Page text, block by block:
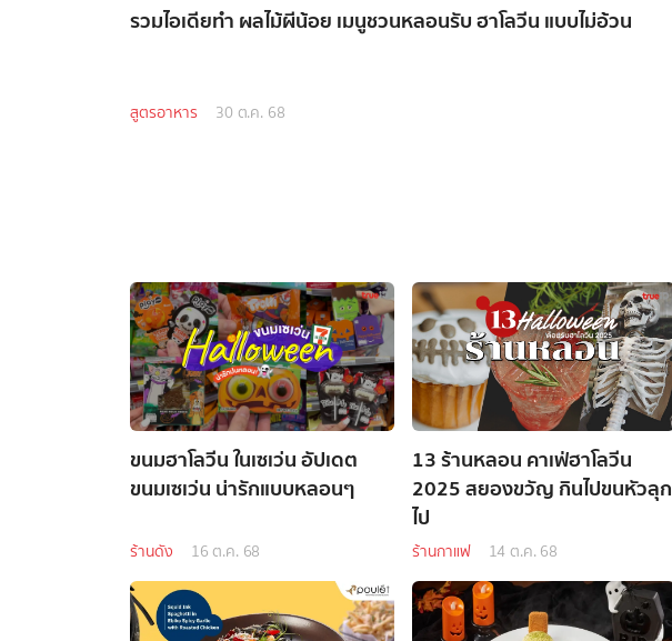
รวมไอเดียทำ ผลไม้ผีน้อย เมนูชวนหลอนรับ ฮาโลวีน แบบไม่อ้วน
สูตรอาหาร 30 ต.ค. 68
ขนมฮาโลวีน ในเซเว่น อัปเดต
ขนมเซเว่น น่ารักแบบหลอนๆ
ร้านดัง 16 ต.ค. 68
13 ร้านหลอน คาเฟ่ฮาโลวีน
2025 สยองขวัญ กินไปขนหัวลุก
ไป
ร้านกาแฟ 14 ต.ค. 68